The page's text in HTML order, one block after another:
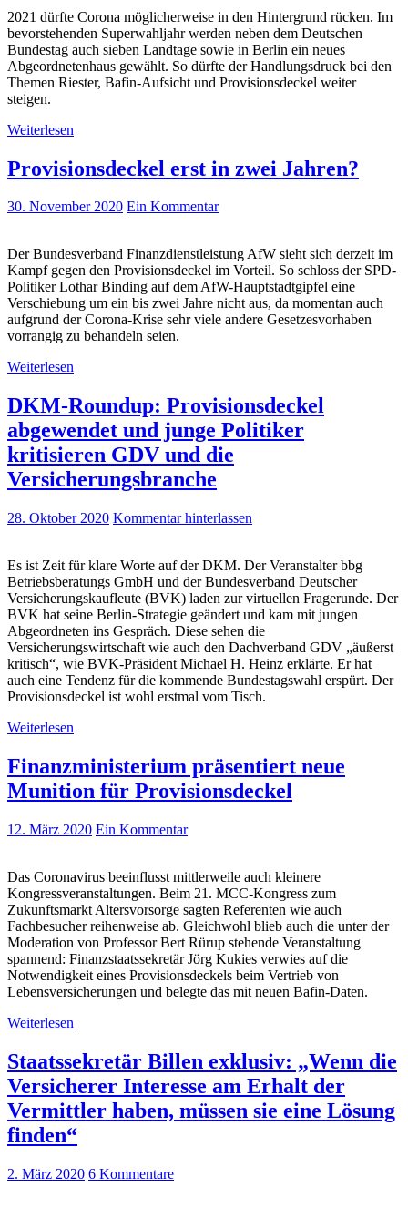
2021 dürfte Corona möglicherweise in den Hintergrund rücken. Im
bevorstehenden Superwahljahr werden neben dem Deutschen
Bundestag auch sieben Landtage sowie in Berlin ein neues
Abgeordnetenhaus gewählt. So dürfte der Handlungsdruck bei den
Themen Riester, Bafin-Aufsicht und Provisionsdeckel weiter
steigen.
Weiterlesen
Provisionsdeckel erst in zwei Jahren?
30. November 2020 Ein Kommentar
Der Bundesverband Finanzdienstleistung AfW sieht sich derzeit im
Kampf gegen den Provisionsdeckel im Vorteil. So schloss der SPD-
Politiker Lothar Binding auf dem AfW-Hauptstadtgipfel eine
Verschiebung um ein bis zwei Jahre nicht aus, da momentan auch
aufgrund der Corona-Krise sehr viele andere Gesetzesvorhaben
vorrangig zu behandeln seien.
Weiterlesen
DKM-Roundup: Provisionsdeckel
abgewendet und junge Politiker
kritisieren GDV und die
Versicherungsbranche
28. Oktober 2020 Kommentar hinterlassen
Es ist Zeit für klare Worte auf der DKM. Der Veranstalter bbg
Betriebsberatungs GmbH und der Bundesverband Deutscher
Versicherungskaufleute (BVK) laden zur virtuellen Fragerunde. Der
BVK hat seine Berlin-Strategie geändert und kam mit jungen
Abgeordneten ins Gespräch. Diese sehen die
Versicherungswirtschaft wie auch den Dachverband GDV „äußerst
kritisch“, wie BVK-Präsident Michael H. Heinz erklärte. Er hat
auch eine Tendenz für die kommende Bundestagswahl erspürt. Der
Provisionsdeckel ist wohl erstmal vom Tisch.
Weiterlesen
Finanzministerium präsentiert neue
Munition für Provisionsdeckel
12. März 2020 Ein Kommentar
Das Coronavirus beeinflusst mittlerweile auch kleinere
Kongressveranstaltungen. Beim 21. MCC-Kongress zum
Zukunftsmarkt Altersvorsorge sagten Referenten wie auch
Fachbesucher reihenweise ab. Gleichwohl blieb auch die unter der
Moderation von Professor Bert Rürup stehende Veranstaltung
spannend: Finanzstaatssekretär Jörg Kukies verwies auf die
Notwendigkeit eines Provisionsdeckels beim Vertrieb von
Lebensversicherungen und belegte das mit neuen Bafin-Daten.
Weiterlesen
Staatssekretär Billen exklusiv: „Wenn die
Versicherer Interesse am Erhalt der
Vermittler haben, müssen sie eine Lösung
finden“
2. März 2020 6 Kommentare